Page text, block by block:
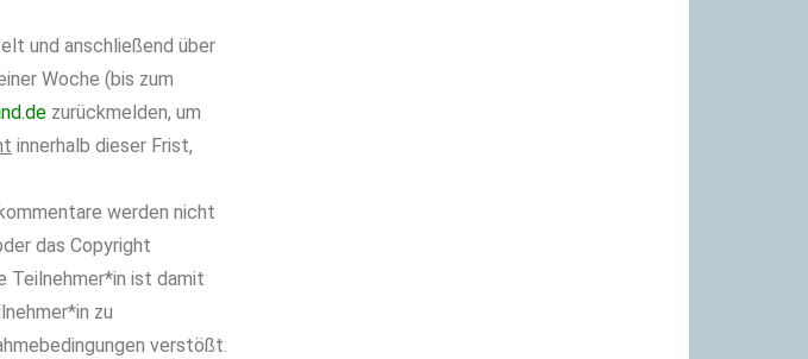
und anschließend über
Woche (bis zum
zurückmelden, um
innerhalb dieser Frist,
werden nicht
das Copyright
Teilnehmer*in ist damit
zu
verstößt.